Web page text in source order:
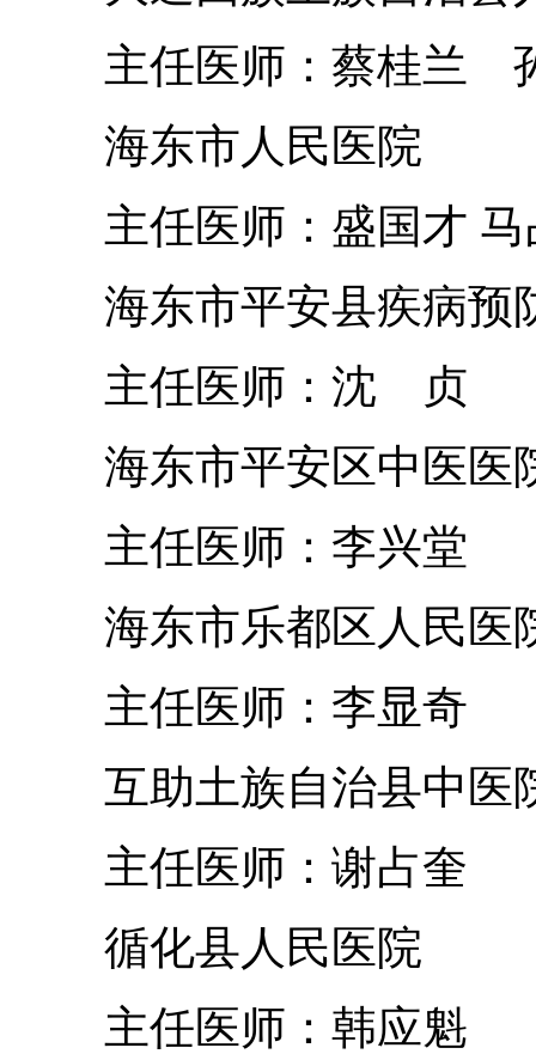
主任医师：蔡桂兰
海东市人民医院
主任医师：盛国才 马
海东市平安县疾病预
主任医师：沈 贞
海东市平安区中医医
主任医师：李兴堂
海东市乐都区人民
主任医师：李显奇
互助土族自治县中
主任医师：谢占奎
循化县人民医院
主任医师：韩应魁